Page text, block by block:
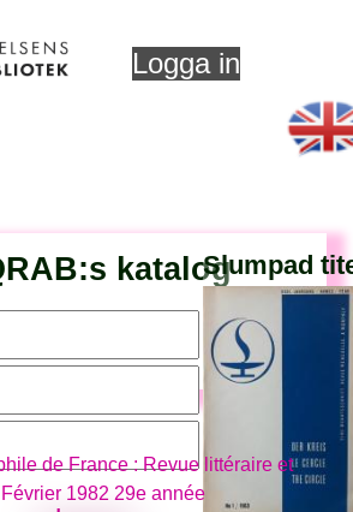
Logga in
katalogSlumpad
de France : Revue littéraire et
1982 29e année